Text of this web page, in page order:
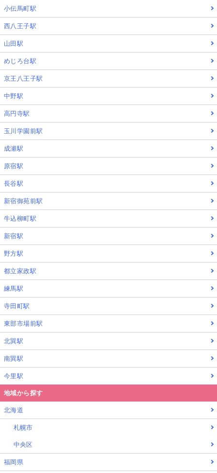
小伝馬町駅
西八王子駅
山田駅
めじろ台駅
京王八王子駅
中野駅
高円寺駅
玉川学園前駅
成瀬駅
原宿駅
長谷駅
新宿御苑前駅
牛込柳町駅
新宿駅
野方駅
都立家政駅
練馬駅
寺田町駅
東部市場前駅
北巽駅
南巽駅
今里駅
地域から探す
北海道
札幌市
中央区
福岡県